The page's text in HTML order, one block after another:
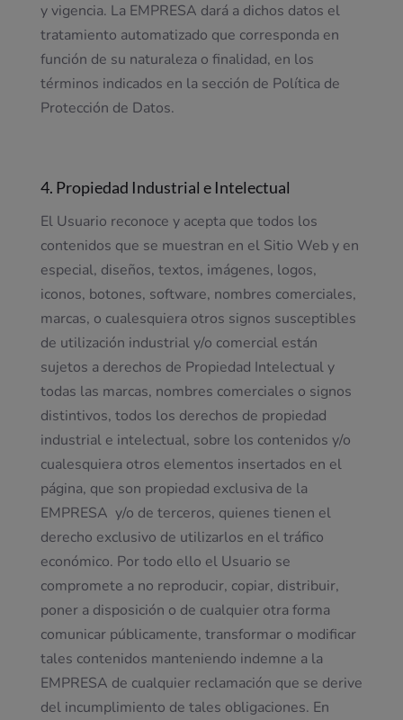
y vigencia. La EMPRESA dará a dichos datos el
tratamiento automatizado que corresponda en
función de su naturaleza o finalidad, en los
términos indicados en la sección de Política de
Protección de Datos.
4. Propiedad Industrial e Intelectual
El Usuario reconoce y acepta que todos los
contenidos que se muestran en el Sitio Web y en
especial, diseños, textos, imágenes, logos,
iconos, botones, software, nombres comerciales,
marcas, o cualesquiera otros signos susceptibles
de utilización industrial y/o comercial están
sujetos a derechos de Propiedad Intelectual y
todas las marcas, nombres comerciales o signos
distintivos, todos los derechos de propiedad
industrial e intelectual, sobre los contenidos y/o
cualesquiera otros elementos insertados en el
página, que son propiedad exclusiva de la
EMPRESA y/o de terceros, quienes tienen el
derecho exclusivo de utilizarlos en el tráfico
económico. Por todo ello el Usuario se
compromete a no reproducir, copiar, distribuir,
poner a disposición o de cualquier otra forma
comunicar públicamente, transformar o modificar
tales contenidos manteniendo indemne a la
EMPRESA de cualquier reclamación que se derive
del incumplimiento de tales obligaciones. En